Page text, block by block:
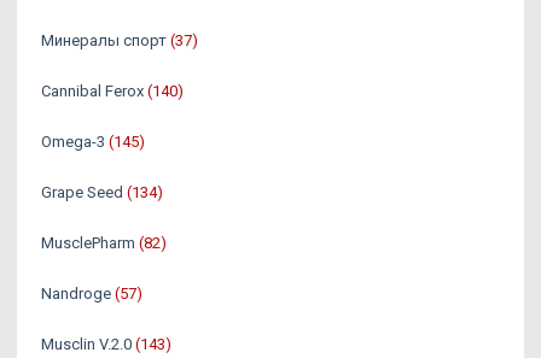
Минералы спорт (37)
Cannibal Ferox (140)
Omega-3 (145)
Grape Seed (134)
MusclePharm (82)
Nandroge (57)
Musclin V.2.0 (143)